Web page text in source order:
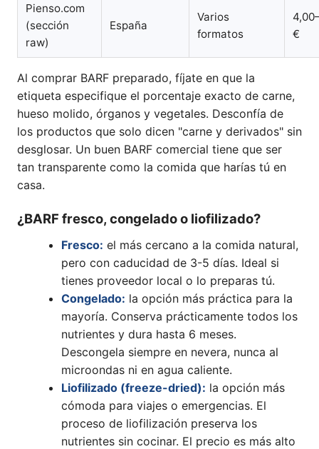
Pienso.com
(sección
raw)
España
Varios
formatos
€
Al comprar BARF preparado, fíjate en que la
etiqueta especifique el porcentaje exacto de carne,
hueso molido, órganos y vegetales. Desconfía de
los productos que solo dicen "carne y derivados" sin
desglosar. Un buen BARF comercial tiene que ser
tan transparente como la comida que harías tú en
casa.
¿BARF fresco, congelado o liofilizado?
Fresco: el más cercano a la comida natural,
pero con caducidad de 3-5 días. Ideal si
tienes proveedor local o lo preparas tú.
Congelado: la opción más práctica para la
mayoría. Conserva prácticamente todos los
nutrientes y dura hasta 6 meses.
Descongela siempre en nevera, nunca al
microondas ni en agua caliente.
Liofilizado (freeze-dried): la opción más
cómoda para viajes o emergencias. El
proceso de liofilización preserva los
nutrientes sin cocinar. El precio es más alto